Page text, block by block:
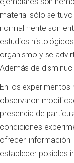
material sólo se
normalmente son
estudios
organismo y se
Además de
En los experimentos
observaron
presencia de
condiciones
ofrecen información
establecer posibles